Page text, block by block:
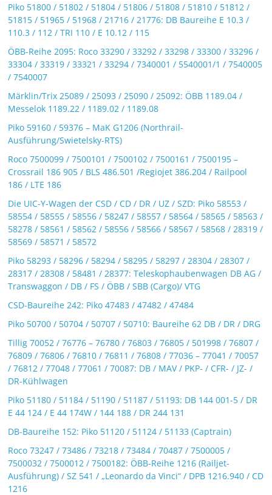
Piko 51800 / 51802 / 51804 / 51806 / 51808 / 51810 / 51812 /
51815 / 51965 / 51968 / 21716 / 21776: DB Baureihe E 10.3 /
110.3 / 112 / TRI 110 / E 10.12 / 115
ÖBB-Reihe 2095: Roco 33290 / 33292 / 33298 / 33300 / 33296 /
33304 / 33319 / 33321 / 33294 / 7340001 / 5540001/1 / 7540005
/ 7540007
Märklin/Trix 25089 / 25093 / 25090 / 25092: ÖBB 1189.04 /
Messelok 1189.22 / 1189.02 / 1189.08
Piko 59160 / 59376 – MaK G1206 (Northrail-
Ausführung/Swietelsky-RTS)
Roco 7500099 / 7500101 / 7500102 / 7500161 / 7500195 –
Crossrail 186 905 / BLS 486.501 /Regiojet 386.204 / Railpool
186 / LTE 186
Die UIC-Y-Wagen der CSD / CD / DR / UZ / SZD: Piko 58553 /
58554 / 58555 / 58556 / 58247 / 58557 / 58564 / 58565 / 58563 /
58278 / 58561 / 58562 / 58556 / 58566 / 58567 / 58568 / 28319 /
58569 / 58571 / 58572
Piko 58293 / 58296 / 58294 / 58295 / 58297 / 28304 / 28307 /
28317 / 28308 / 58481 / 28377: Teleskophaubenwagen DB AG /
Transwaggon / DB / FS / ÖBB / SBB (Cargo)/ VTG
CSD-Baureihe 242: Piko 47483 / 47482 / 47484
Piko 50700 / 50704 / 50707 / 50710: Baureihe 62 DB / DR / DRG
Tillig 70052 / 76776 – 76780 / 76803 / 76805 / 501998 / 76807 /
76809 / 76806 / 76810 / 76811 / 76808 / 77036 – 77041 / 70057
/ 76812 / 77048 / 77061 / 70087: DB / MAV / PKP- / CFR- / JZ- /
DR-Kühlwagen
Piko 51180 / 51184 / 51190 / 51187 / 51193: DB 144 001-5 / DR
E 44 124 / E 44 174W / 144 188 / DR 244 131
DB-Baureihe 152: Piko 51120 / 51124 / 51133 (Captrain)
Roco 73247 / 73486 / 73218 / 73484 / 70487 / 7500005 /
7500032 / 7500012 / 7500182: ÖBB-Reihe 1216 (Railjet-
Ausführung) / SZ 541 / „Leonardo da Vinci“ / DPB 1216.940 / CD
1216